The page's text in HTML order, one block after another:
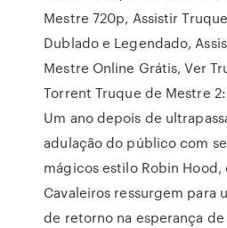
Mestre 720p, Assistir
Dublado e Legendado,
Mestre Online Grátis, Ver
Torrent Truque de Mestre
Um ano depois de
adulação do público com
mágicos estilo Robin Hood,
Cavaleiros ressurgem para
de retorno na esperança